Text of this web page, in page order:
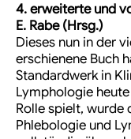
4. erweiterte und
E. Rabe (Hrsg.)
Dieses nun in der
erschienene Buch
Standardwerk in
Lymphologie
Rolle spielt, wurde
Phlebologie und